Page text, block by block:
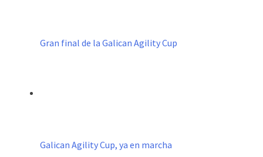
Gran final de la Galican Agility Cup
Galican Agility Cup, ya en marcha